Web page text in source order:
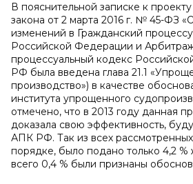
В пояснительной записке к
закона от 2 марта 2016 г. № 45-ФЗ
изменений в Гражданский
Российской Федерации и
процессуальный кодекс
РФ была введена глава 21.1
производство») в качестве
института упрощенного
отмечено, что в 2013 году данная
доказала свою эффективность,
АПК РФ. Так из всех
порядке, было подано только 4,2 %
всего 0,4 % были признаны